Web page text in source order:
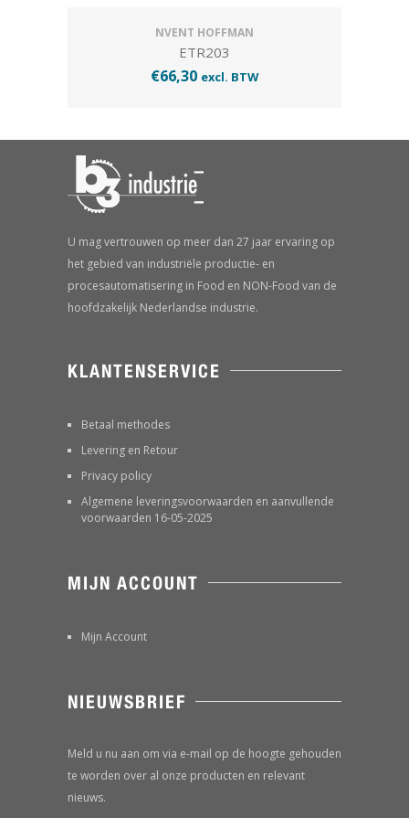
NVENT HOFFMAN
ETR203
€66,30 excl. BTW
U mag vertrouwen op meer dan 27 jaar ervaring op
het gebied van industriële productie- en
procesautomatisering in Food en NON-Food van de
hoofdzakelijk Nederlandse industrie.
KLANTENSERVICE
Betaal methodes
Levering en Retour
Privacy policy
Algemene leveringsvoorwaarden en aanvullende
voorwaarden 16-05-2025
MIJN ACCOUNT
Mijn Account
NIEUWSBRIEF
Meld u nu aan om via e-mail op de hoogte gehouden
te worden over al onze producten en relevant
nieuws.